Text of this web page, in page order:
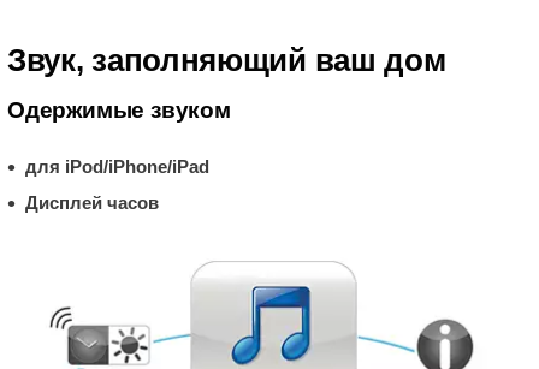
Звук, заполняющий ваш дом
Одержимые звуком
для iPod/iPhone/iPad
Дисплей часов